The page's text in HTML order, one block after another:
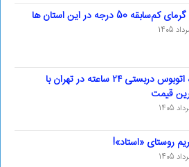
50 درجه در این استان ها
شماره اتوبوس دربستی ۲۴ ساعته در تهران با
قیمت
روستای «استاد»!